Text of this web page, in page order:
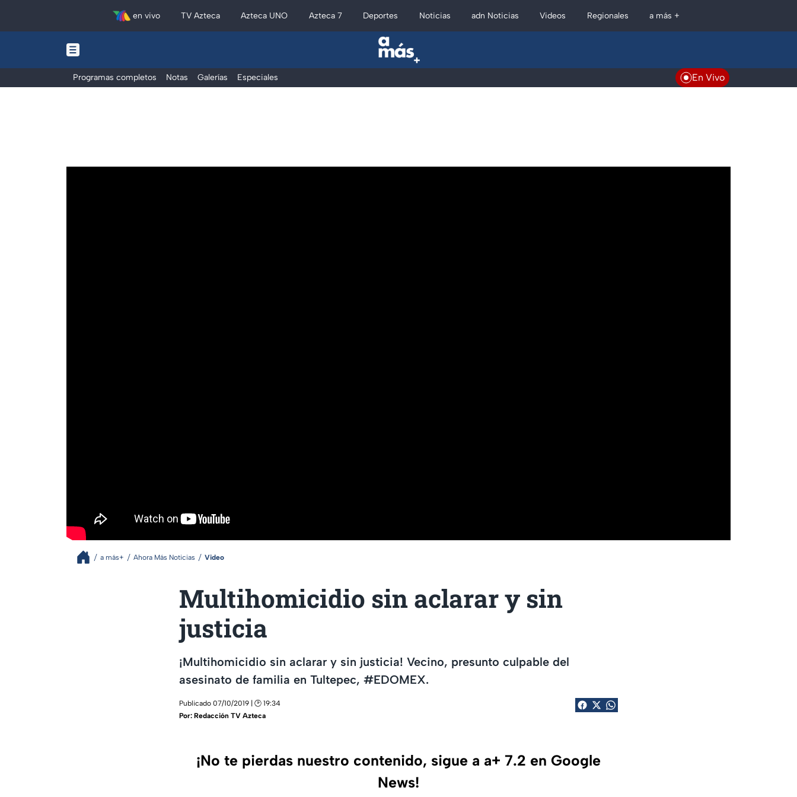
en vivo TV Azteca Azteca UNO Azteca 7 Deportes Noticias adn Noticias Videos Regionales a más +
Programas completos Notas Galerías Especiales En Vivo
a más+ Ahora Más Noticias Video
Multihomicidio sin aclarar y sin
justicia
¡Multihomicidio sin aclarar y sin justicia! Vecino, presunto culpable del
asesinato de familia en Tultepec, #EDOMEX.
Publicado 07/10/2019 | 🕑 19:34
Por: Redacción TV Azteca
¡No te pierdas nuestro contenido, sigue a a+ 7.2 en Google
News!